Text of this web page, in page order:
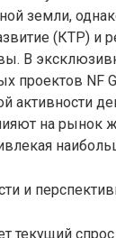
земли,
(КТР) и
В
проектов
активности
на
текущий